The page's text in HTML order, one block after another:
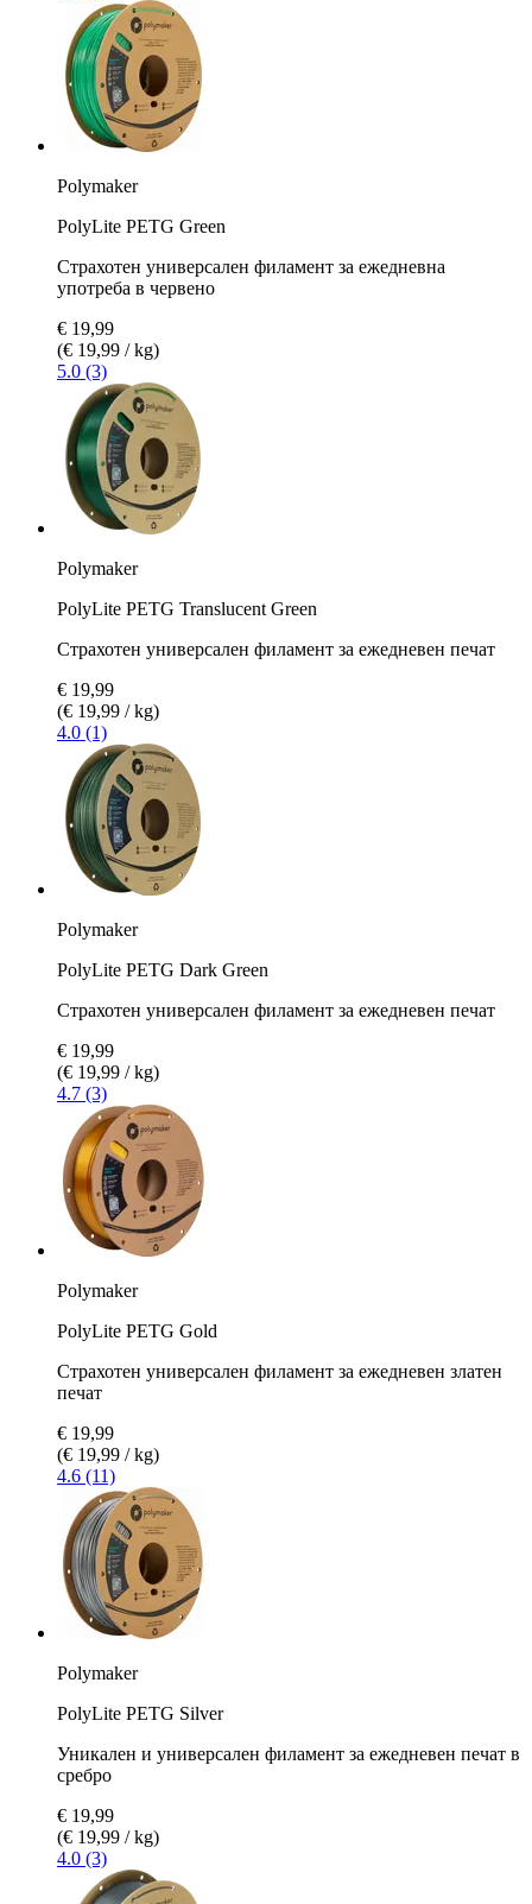
Polymaker
PolyLite PETG Green
Страхотен универсален филамент за ежедневна
употреба в червено
€ 19,99
(€ 19,99 / kg)
5.0 (3)
Polymaker
PolyLite PETG Translucent Green
Страхотен универсален филамент за ежедневен печат
€ 19,99
(€ 19,99 / kg)
4.0 (1)
Polymaker
PolyLite PETG Dark Green
Страхотен универсален филамент за ежедневен печат
€ 19,99
(€ 19,99 / kg)
4.7 (3)
Polymaker
PolyLite PETG Gold
Страхотен универсален филамент за ежедневен златен
печат
€ 19,99
(€ 19,99 / kg)
4.6 (11)
Polymaker
PolyLite PETG Silver
Уникален и универсален филамент за ежедневен печат в
сребро
€ 19,99
(€ 19,99 / kg)
4.0 (3)